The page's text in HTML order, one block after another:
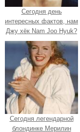
Сегодня день
интересных фактов, нам
Джу хёк Nam Joo Hyuk?
Сегодня легендарной
блондинке Мерилин